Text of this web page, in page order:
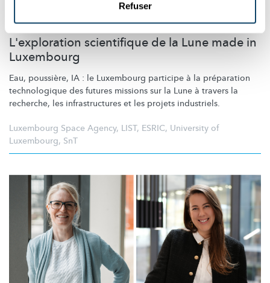
Refuser
ESPACE
L'exploration scientifique de la Lune made in
Luxembourg
Eau, poussière, IA : le Luxembourg participe à la préparation
technologique des futures missions sur la Lune à travers la
recherche, les infrastructures et les projets industriels.
Luxembourg Space Agency, LIST, ESRIC, University of
Luxembourg, SnT